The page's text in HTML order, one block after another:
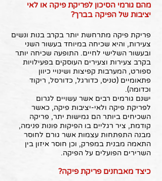
מהם גורמי הסיכון לפריקת פיקה או לאי
יציבות של הפיקה בברך?
פריקת פיקה מתרחשת יותר בקרב בנות ונשים
צעירות, והיא שכיחה במיוחד בעשור השני
ובעשור השלישי לחיים. התופעה שכיחה יותר
בקרב צעירות וצעירים העוסקים בפעילויות
ספורט, המערבות קפיצות ושינויי כיוון
פתאומיים (טניס, כדורגל, כדורסל, ריקוד
וכדומה).
ישנם גורמים רבים אשר עשויים לגרום
לפריקת פיקה ולאי-יציבות פיקה, כאשר
השכיחים ביותר הם גמישות יתר, פריקה
קודמת, ציר רגליים בו הפיקות פונות פנימה,
מבנה התפתחות עצמות אשר גורם לחוסר
התאמה מבנית במפרק, וכן חוסר איזון בין
השרירים הפועלים על הפיקה.
כיצד מאבחנים פריקת פיקה?